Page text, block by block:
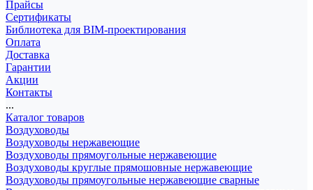
Прайсы
Сертификаты
Библиотека для BIM-проектирования
Оплата
Доставка
Гарантии
Акции
Контакты
...
Каталог товаров
Воздуховоды
Воздуховоды нержавеющие
Воздуховоды прямоугольные нержавеющие
Воздуховоды круглые прямошовные нержавеющие
Воздуховоды прямоугольные нержавеющие сварные